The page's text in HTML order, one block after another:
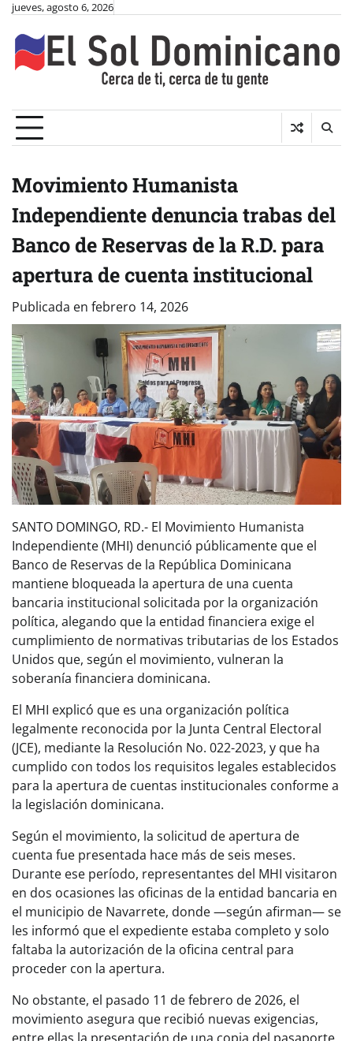
Skip
content
jueves, agosto 6, 2026
Movimiento Humanista
Independiente denuncia trabas del
Banco de Reservas de la R.D. para
apertura de cuenta institucional
Publicada en febrero 14, 2026
SANTO DOMINGO, RD.- El Movimiento Humanista
Independiente (MHI) denunció públicamente que el
Banco de Reservas de la República Dominicana
mantiene bloqueada la apertura de una cuenta
bancaria institucional solicitada por la organización
política, alegando que la entidad financiera exige el
cumplimiento de normativas tributarias de los Estados
Unidos que, según el movimiento, vulneran la
soberanía financiera dominicana.
El MHI explicó que es una organización política
legalmente reconocida por la Junta Central Electoral
(JCE), mediante la Resolución No. 022-2023, y que ha
cumplido con todos los requisitos legales establecidos
para la apertura de cuentas institucionales conforme a
la legislación dominicana.
Según el movimiento, la solicitud de apertura de
cuenta fue presentada hace más de seis meses.
Durante ese período, representantes del MHI visitaron
en dos ocasiones las oficinas de la entidad bancaria en
el municipio de Navarrete, donde —según afirman— se
les informó que el expediente estaba completo y solo
faltaba la autorización de la oficina central para
proceder con la apertura.
No obstante, el pasado 11 de febrero de 2026, el
movimiento asegura que recibió nuevas exigencias,